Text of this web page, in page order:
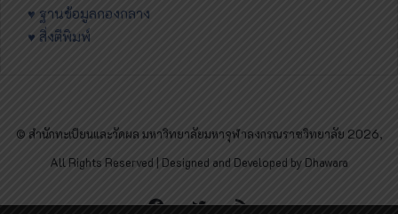
♥ ฐานข้อมูลกองกลาง
♥ สิ่งตีพิมพ์
© สำนักทะเบียนและวัดผล มหาวิทยาลัยมหาจุฬาลงกรณราชวิทยาลัย 2026,
All Rights Reserved | Designed and Developed by Dhawara
FacebookTwitterRSS